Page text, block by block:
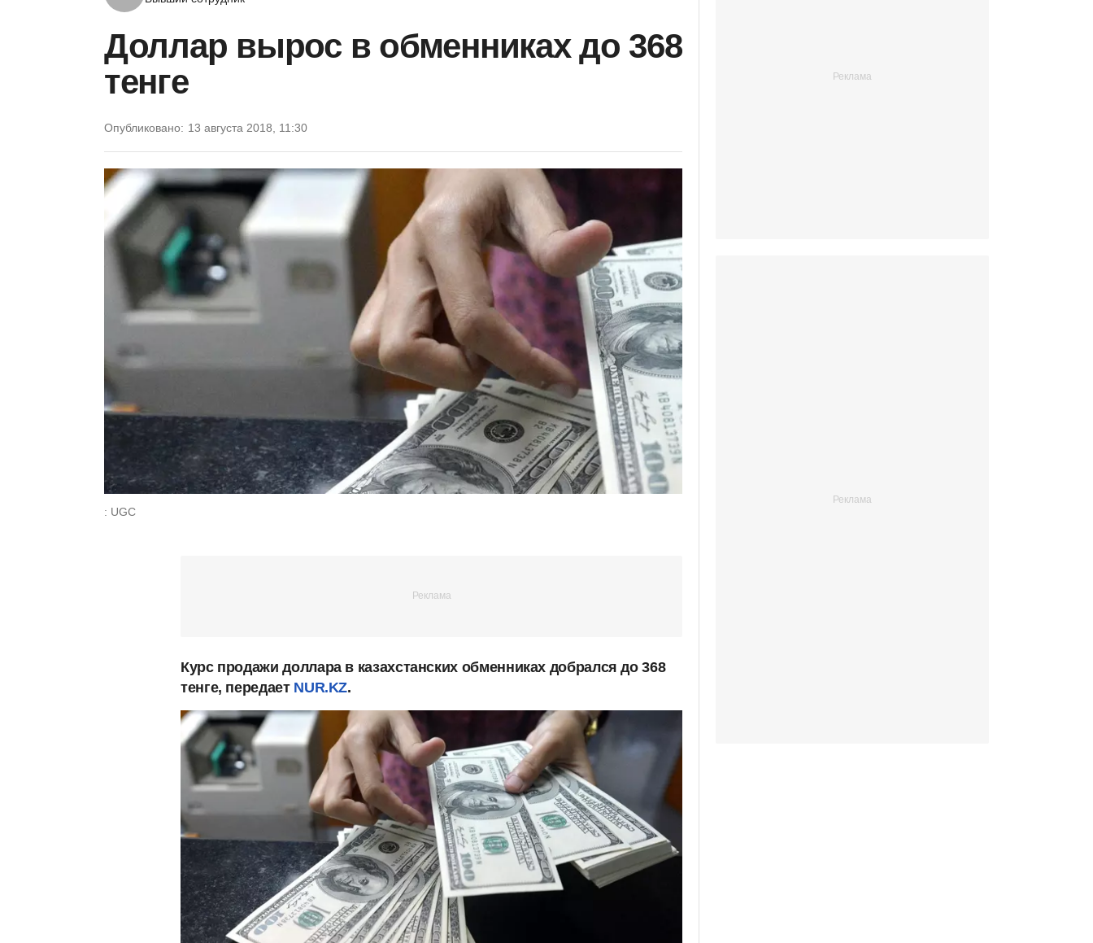
Доллар вырос в обменниках до 368
тенге
Опубликовано: 13 августа 2018, 11:30
: UGC
Курс продажи доллара в казахстанских обменниках добрался до 368
тенге, передает NUR.KZ.